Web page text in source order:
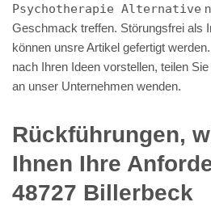
Psychotherapie Alternative
Geschmack treffen. Störungsfrei als
können unsre Artikel gefertigt
nach Ihren Ideen vorstellen, teilen
an unser Unternehmen wenden.
Rückführungen,
Ihnen Ihre
48727 Billerbeck